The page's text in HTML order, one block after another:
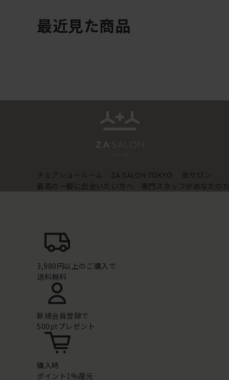
最近見た商品
チェアショールーム ZA SALON TOKYO
坐サロン
最高の一脚に出会いたい方へ 専門スタッフがあなたの
3,980円以上のご購入で
送料無料
新規会員登録で
500ptプレゼント
購入時
ポイント1%還元